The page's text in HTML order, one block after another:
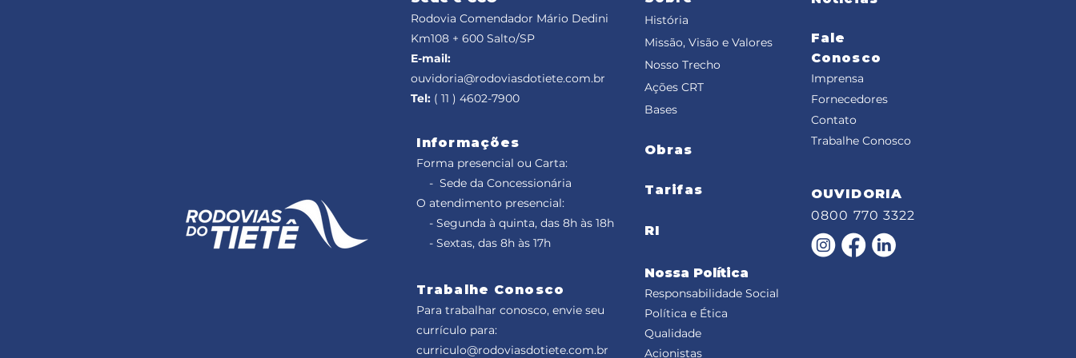
Rodovia Comendador Mário Dedini
Km108 + 600 Salto/SP
E-mail:
ouvidoria@rodoviasdotiete.com.br
Tel: ( 11 ) 4602-7900
Informações
Forma presencial ou Carta:
- Sede da Concessionária
O atendimento presencial:
- Segunda à quinta, das 8h às 18h
- Sextas, das 8h às 17h
Trabalhe Conosco
Para trabalhar conosco, envie seu
currículo para:
curriculo@rodoviasdotiete.com.br
História
Missão, Visão e Valores
Nosso Trecho
Ações CRT
Bases
Obras
Tarifas
RI
Nossa Política
Responsabilidade Social
Política e Ética
Qualidade
Acionistas
Fale
Conosco
Imprensa
Fornecedores
Contato
Trabalhe Conosco
OUVIDORIA
0800 770 3322